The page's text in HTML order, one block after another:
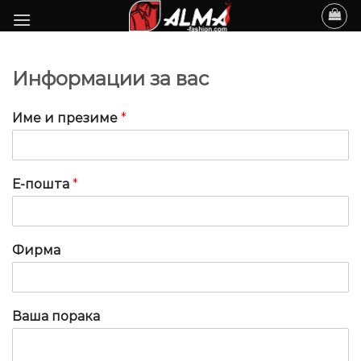
to
Информации за вас
Име и презиме *
Е-пошта *
Фирма
Ваша порака